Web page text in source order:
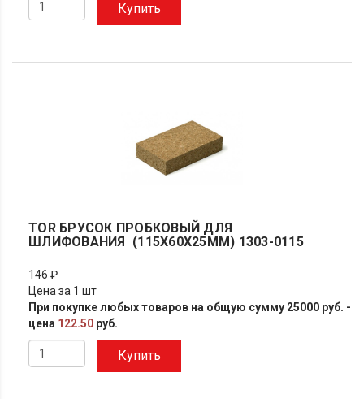
Купить
TOR БРУСОК ПРОБКОВЫЙ ДЛЯ
ШЛИФОВАНИЯ (115Х60Х25ММ) 1303-0115
146 ₽
Цена за 1 шт
При покупке любых товаров на общую сумму 25000 руб. -
цена 122.50 руб.
Купить